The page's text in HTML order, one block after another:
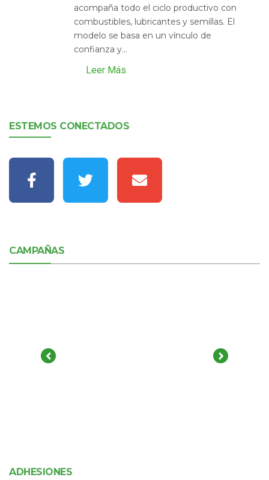
acompaña todo el ciclo productivo con
combustibles, lubricantes y semillas. El
modelo se basa en un vínculo de
confianza y...
Leer Más
ESTEMOS CONECTADOS
CAMPAÑAS
ADHESIONES